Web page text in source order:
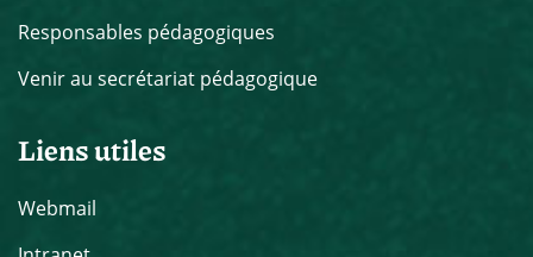
Responsables pédagogiques
Venir au secrétariat pédagogique
Liens utiles
Webmail